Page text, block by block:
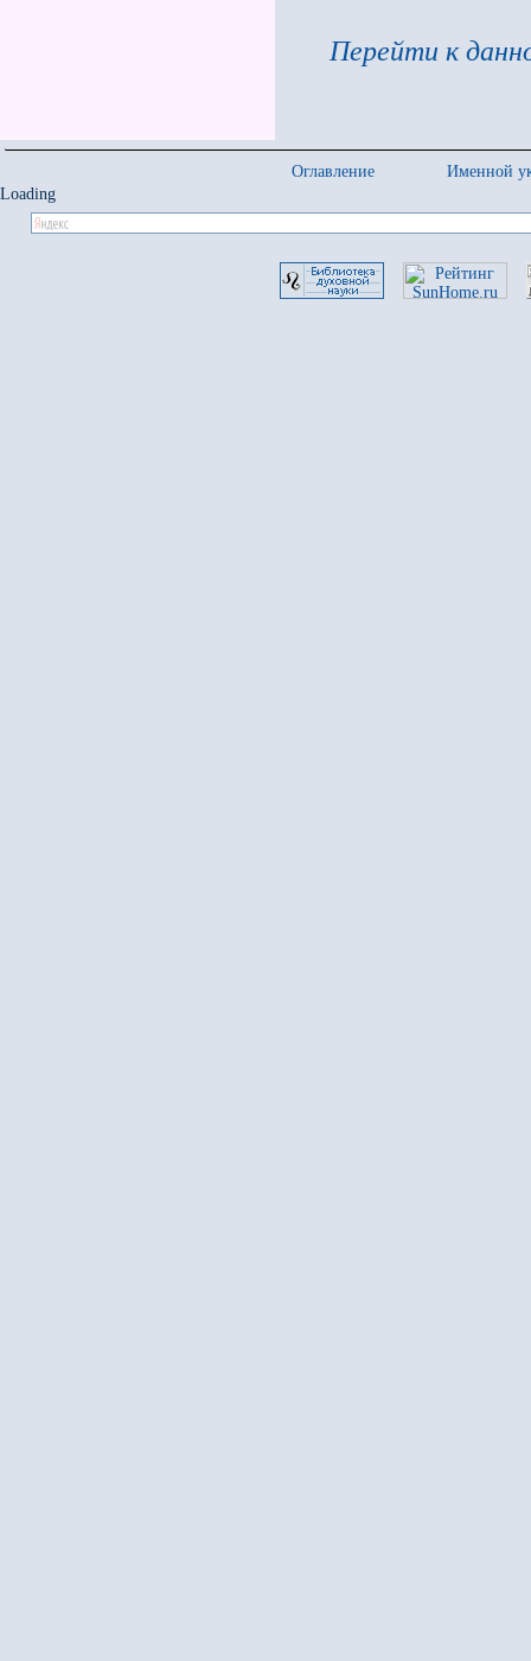
Перейти к
Оглавление
Именной
Loading